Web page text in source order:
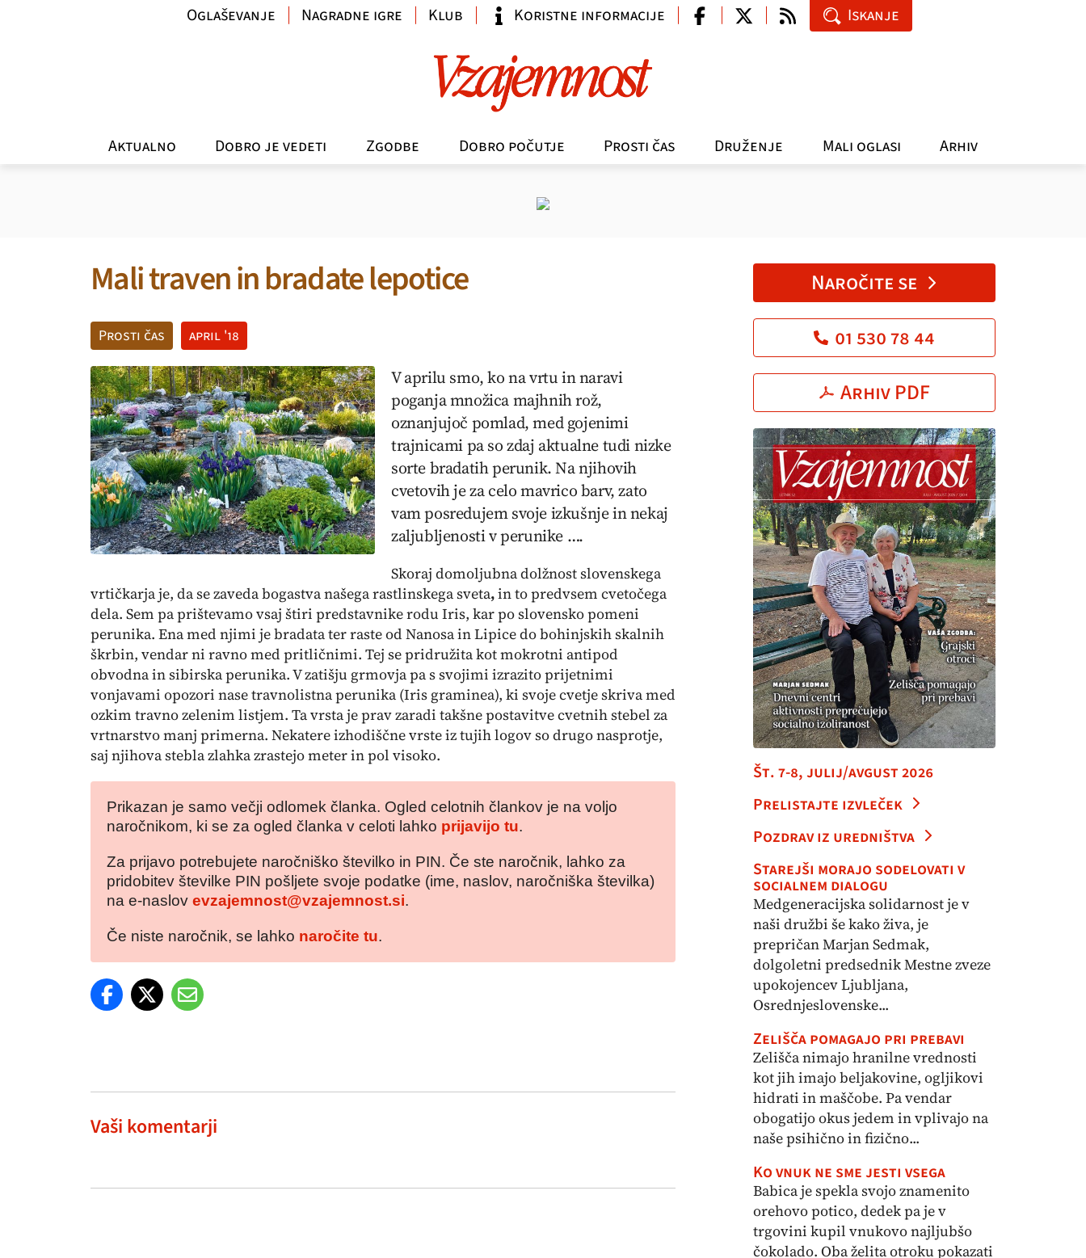
Aktualno Dobro je vedeti Zgodbe Dobro počutje Prosti čas Druženje Mali oglasi Arhiv
Oglaševanje Nagradne igre Klub Koristne informacije Iskanje
Mali traven in bradate lepotice
Prosti čas april '18
V aprilu smo, ko na vrtu in naravi
poganja množica majhnih rož,
oznanjujoč pomlad, med gojenimi
trajnicami pa so zdaj aktualne tudi nizke
sorte bradatih perunik. Na njihovih
cvetovih je za celo mavrico barv, zato
vam posredujem svoje izkušnje in nekaj
zaljubljenosti v perunike ….
Skoraj domoljubna dolžnost slovenskega
vrtičkarja je, da se zaveda bogastva našega rastlinskega sveta,in to predvsem cvetočega
dela. Sem pa prištevamo vsaj štiri predstavnike rodu Iris, kar po slovensko pomeni
perunika. Ena med njimi je bradata ter raste od Nanosa in Lipice do bohinjskih skalnih
škrbin, vendar ni ravno med pritličnimi. Tej se pridružita kot mokrotni antipod
obvodna in sibirska perunika. V zatišju grmovja pa s svojimi izrazito prijetnimi
vonjavami opozori nase travnolistna perunika (Iris graminea), ki svoje cvetje skriva med
ozkim travno zelenim listjem. Ta vrsta je prav zaradi takšne postavitve cvetnih stebel za
vrtnarstvo manj primerna. Nekatere izhodiščne vrste iz tujih logov so drugo nasprotje,
saj njihova stebla zlahka zrastejo meter in pol visoko.
Prikazan je samo večji odlomek članka. Ogled celotnih člankov je na voljo
naročnikom, ki se za ogled članka v celoti lahko prijavijo tu.
Za prijavo potrebujete naročniško številko in PIN. Če ste naročnik, lahko za
pridobitev številke PIN pošljete svoje podatke (ime, naslov, naročniška številka)
na e-naslov evzajemnost@vzajemnost.si.
Če niste naročnik, se lahko naročite tu.
Vaši komentarji
Naročite se
01 530 78 44
Arhiv PDF
Št. 7-8, julij/avgust 2026
Prelistajte izvleček
Pozdrav iz uredništva
Starejši morajo sodelovati v
socialnem dialogu
Medgeneracijska solidarnost je v
naši družbi še kako živa, je
prepričan Marjan Sedmak,
dolgoletni predsednik Mestne zveze
upokojencev Ljubljana,
Osrednjeslovenske...
Zelišča pomagajo pri prebavi
Zelišča nimajo hranilne vrednosti
kot jih imajo beljakovine, ogljikovi
hidrati in maščobe. Pa vendar
obogatijo okus jedem in vplivajo na
naše psihično in fizično...
Ko vnuk ne sme jesti vsega
Babica je spekla svojo znamenito
orehovo potico, dedek pa je v
trgovini kupil vnukovo najljubšo
čokolado. Oba želita otroku pokazati